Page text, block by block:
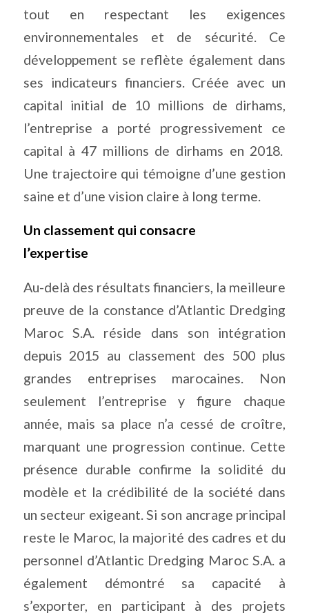
tout en respectant les exigences
environnementales et de sécurité. Ce
développement se reflète également dans
ses indicateurs financiers. Créée avec un
capital initial de 10 millions de dirhams,
l’entreprise a porté progressivement ce
capital à 47 millions de dirhams en 2018.
Une trajectoire qui témoigne d’une gestion
saine et d’une vision claire à long terme.
Un classement qui consacre
l’expertise
Au-delà des résultats financiers, la meilleure
preuve de la constance d’Atlantic Dredging
Maroc S.A. réside dans son intégration
depuis 2015 au classement des 500 plus
grandes entreprises marocaines. Non
seulement l’entreprise y figure chaque
année, mais sa place n’a cessé de croître,
marquant une progression continue. Cette
présence durable confirme la solidité du
modèle et la crédibilité de la société dans
un secteur exigeant. Si son ancrage principal
reste le Maroc, la majorité des cadres et du
personnel d’Atlantic Dredging Maroc S.A. a
également démontré sa capacité à
s’exporter, en participant à des projets